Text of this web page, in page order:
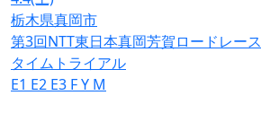
栃木県真岡市
第3回NTT東日本真岡芳賀ロードレース
タイムトライアル
E1 E2 E3 FY M